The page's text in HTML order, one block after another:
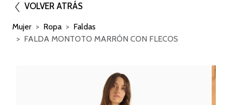
VOLVER ATRÁS
Mujer Ropa
Faldas
FALDA MONTOTO MARRÓN CON FLECOS